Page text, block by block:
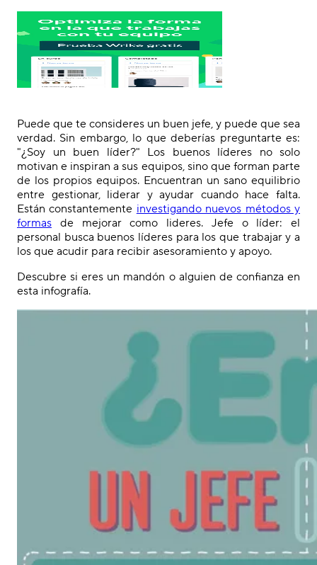
Puede que te consideres un buen jefe, y puede que sea
verdad. Sin embargo, lo que deberías preguntarte es:
"¿Soy un buen líder?" Los buenos líderes no solo
motivan e inspiran a sus equipos, sino que forman parte
de los propios equipos. Encuentran un sano equilibrio
entre gestionar, liderar y ayudar cuando hace falta.
Están constantemente investigando nuevos métodos y
formas de mejorar como lideres. Jefe o líder: el
personal busca buenos líderes para los que trabajar y a
los que acudir para recibir asesoramiento y apoyo.
Descubre si eres un mandón o alguien de confianza en
esta infografía.